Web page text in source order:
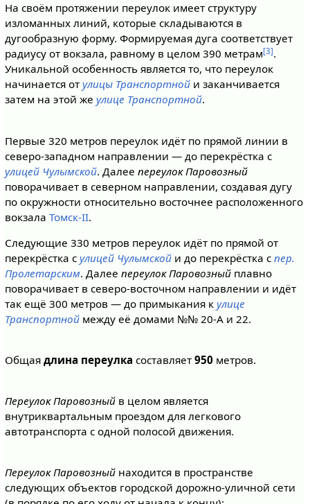
На своём протяжении переулок имеет структуру
изломанных линий, которые складываются в
дугообразную форму. Формируемая дуга соответствует
радиусу от вокзала, равному в целом 390 метрам[3].
Уникальной особенность является то, что переулок
начинается от улицы Транспортнойи заканчивается
затем на этой же улице Транспортной.
Первые 320 метров переулок идёт по прямой линии в
северо-западном направлении — до перекрёстка с
улицей Чулымской. Далее переулок Паровозный
поворачивает в северном направлении, создавая дугу
по окружности относительно восточнее расположенного
вокзала Томск-II.
Следующие 330 метров переулок идёт по прямой от
перекрёстка с улицей Чулымскойи до перекрёстка с пер.
Пролетарским. Далее переулок Паровозныйплавно
поворачивает в северо-восточном направлении и идёт
так ещё 300 метров — до примыкания к улице
Транспортноймежду её домами №№ 20-А и 22.
Общая длина переулка составляет 950метров.
Переулок Паровозныйв целом является
внутриквартальным проездом для легкового
автотранспорта с одной полосой движения.
Переулок Паровозныйнаходится в пространстве
следующих объектов городской дорожно-уличной сети